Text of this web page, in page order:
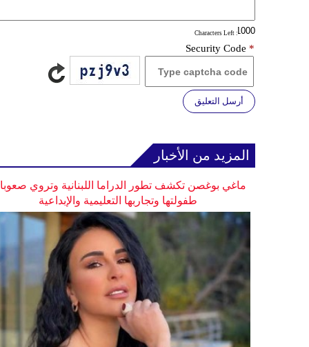
: Characters Left
Security Code *
أرسل التعليق
المزيد من الأخبار
ماغي بوغصن تكشف تطور الدراما اللبنانية وتروي
طفولتها وتجاربها التعليمية والإبداعية